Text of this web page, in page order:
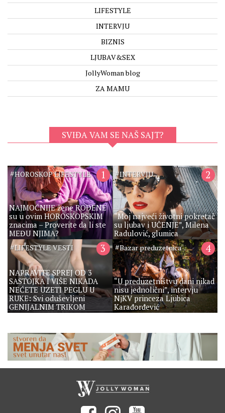
LIFESTYLE
INTERVJU
BIZNIS
LJUBAV&SEX
JollyWoman blog
ZA MAMU
SVIĐA VAM SE NAŠ SAJT?
NAJMOĆNIJE žene ROĐENE
su u ovim HOROSKOPSKIM
znacima – Proverite da li ste
MEĐU NJIMA?
1
#HOROSKOP LIFESTYLE
“Moj najveći životni pokretač
su ljubav i UČENJE”, Milena
Radulović, glumica
2
#INTERVJU
NAPRAVITE SPREJ OD 3
SASTOJKA I VIŠE NIKADA
NEĆETE UZETI PEGLU U
RUKE: Svi oduševljeni
GENIJALNIM TRIKOM
3
#LIFESTYLE VESTI
“U preduzetništvu dani nikad
nisu jednolični”, intervju
NjKV princeza Ljubica
Karađorđević
4
#Bazar preduzetnica